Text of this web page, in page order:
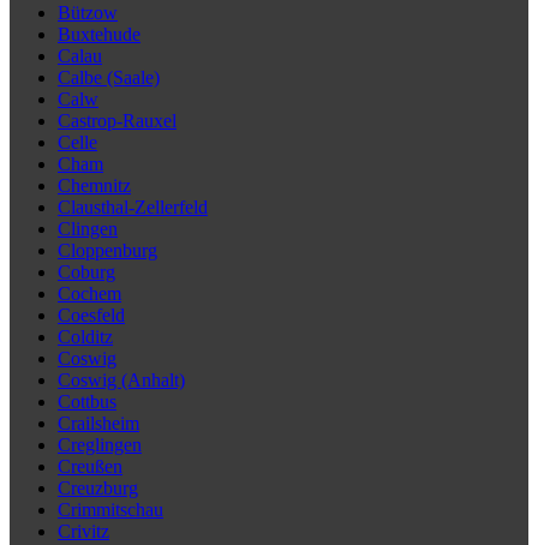
Bützow
Buxtehude
Calau
Calbe (Saale)
Calw
Castrop-Rauxel
Celle
Cham
Chemnitz
Clausthal-Zellerfeld
Clingen
Cloppenburg
Coburg
Cochem
Coesfeld
Colditz
Coswig
Coswig (Anhalt)
Cottbus
Crailsheim
Creglingen
Creußen
Creuzburg
Crimmitschau
Crivitz